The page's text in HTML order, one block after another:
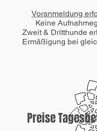
Voranmeldung
Keine
Zweit & Dritthunde
Ermäßigung bei
Preise